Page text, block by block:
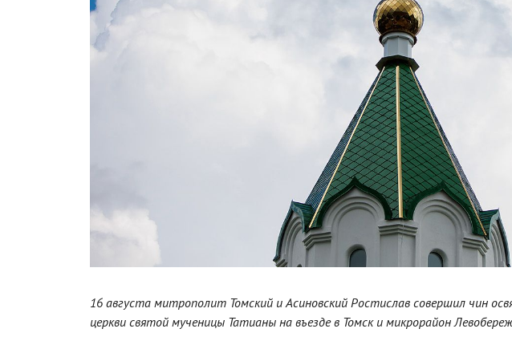
16 августа митрополит Томский и Асиновский Ростислав совершил чин
церкви святой мученицы Татианы на въезде в Томск и микрорайон